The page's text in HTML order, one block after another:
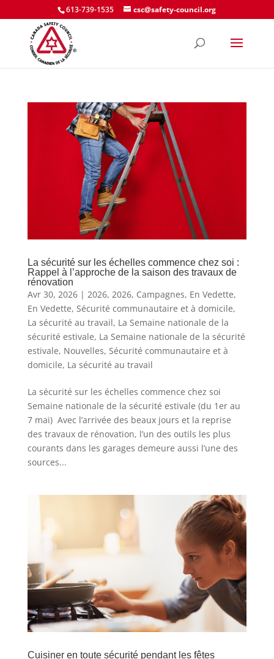
613-739-1535 csc@safety-council.org
La sécurité sur les échelles commence chez soi :
Rappel à l’approche de la saison des travaux de
rénovation
Avr 30, 2026| 2026, 2026, Campagnes, En Vedette,
En Vedette, Sécurité communautaire et à domicile,
La sécurité au travail, La Semaine nationale de la
sécurité estivale, La Semaine nationale de la sécurité
estivale, Nouvelles, Sécurité communautaire et à
domicile, La sécurité au travail
La sécurité sur les échelles commence chez soi
Semaine nationale de la sécurité estivale (du 1er au
7 mai) Avec l’arrivée des beaux jours et la reprise
des travaux de rénovation, l’un des outils les plus
courants dans les garages demeure aussi l’une des
sources...
Cuisiner en toute sécurité pendant les fêtes